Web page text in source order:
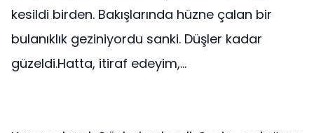
kesildi birden. Bakışlarında hüzne çalan bir
bulanıklık geziniyordu sanki. Düşler kadar
güzeldi.Hatta, itiraf edeyim,...